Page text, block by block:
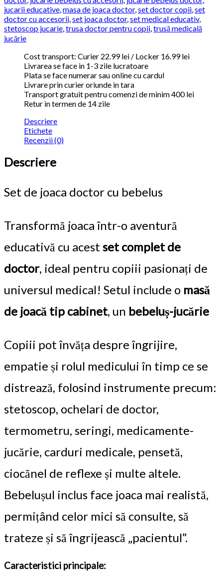
jucarii educative,masa de joaca doctor,set doctor copii,set
doctor cu accesorii,set joaca doctor,set medical educativ,
stetoscop jucarie,trusa doctor pentru copii,trusă medicală
jucărie
Cost transport: Curier 22.99 lei / Locker 16.99 lei
Livrarea se face in 1-3 zile lucratoare
Plata se face numerar sau online cu cardul
Livrare prin curier oriunde in tara
Transport gratuit pentru comenzi de minim 400 lei
Retur in termen de 14 zile
Descriere
Etichete
Recenzii (0)
Descriere
Set de joaca doctor cu bebelus
Transformă joaca într-o aventură
educativă cu acest set complet de
doctor, ideal pentru copiii pasionați de
universul medical! Setul include o masă
de joacă tip cabinet, un bebeluș-jucărie
Copiii pot învăța despre îngrijire,
empatie și rolul medicului în timp ce se
distrează, folosind instrumente precum:
stetoscop, ochelari de doctor,
termometru, seringi, medicamente-
jucărie, carduri medicale, pensetă,
ciocănel de reflexe și multe altele.
Bebelușul inclus face joaca mai realistă,
permițând celor mici să consulte, să
trateze și să îngrijească „pacientul”.
Caracteristici principale: